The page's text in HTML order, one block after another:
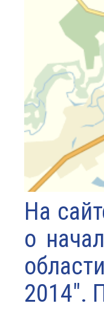
На
о
2014".